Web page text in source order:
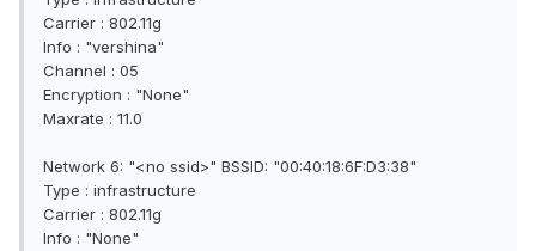
Carrier : 802.11g
Info : "vershina"
Channel : 05
Encryption : "None"
Maxrate : 11.0
Network 6: "<no ssid>" BSSID: "00:40:18:6F:D3:38"
Type : infrastructure
Carrier : 802.11g
Info : "None"